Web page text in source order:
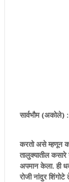
सार्वभौम (अकोले)
अनुसुचित
करतो असे म्हणून
तालुक्यातील
अपमान केला. ही
रोजी नांदुर शिंगोटे